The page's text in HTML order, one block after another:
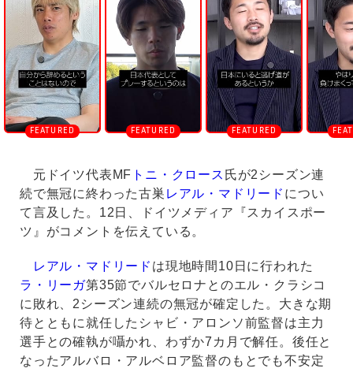
u
t
e
元ドイツ代表MF トニ・クロース 氏が2シーズン連
続で無冠に終わった古巣 レアル・マドリード につい
て言及した。12日、ドイツメディア『スカイスポー
ツ』がコメントを伝えている。
レアル・マドリード は現地時間10日に行われた
ラ・リーガ第35節でバルセロナとのエル・クラシコ
に敗れ、2シーズン連続の無冠が確定した。大きな期
待とともに就任したシャビ・アロンソ前監督は主力
選手との確執が囁かれ、わずか7カ月で解任。後任と
なったアルバロ・アルベロア監督のもとでも不安定